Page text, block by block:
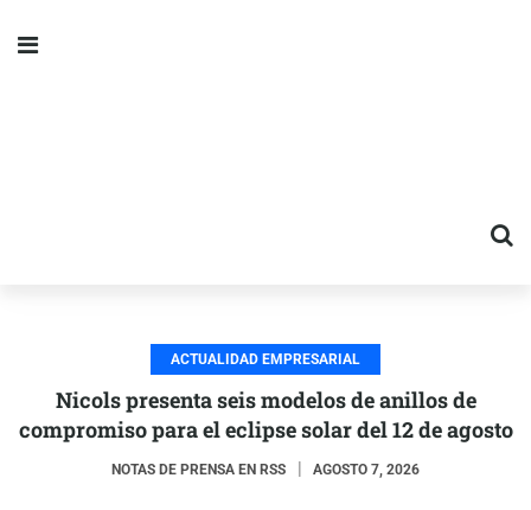
ACTUALIDAD EMPRESARIAL
Nicols presenta seis modelos de anillos de
compromiso para el eclipse solar del 12 de agosto
NOTAS DE PRENSA EN RSS AGOSTO 7, 2026